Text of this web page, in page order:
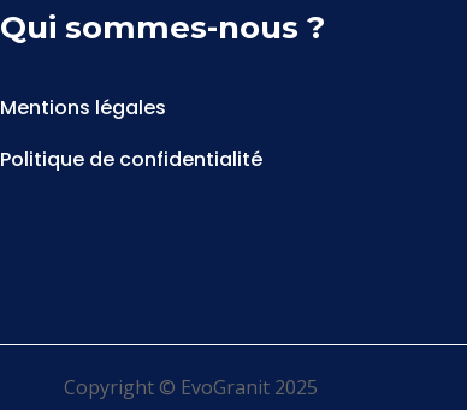
Qui sommes-nous ?
Mentions légales
Politique de confidentialité
Copyright © EvoGranit 2025